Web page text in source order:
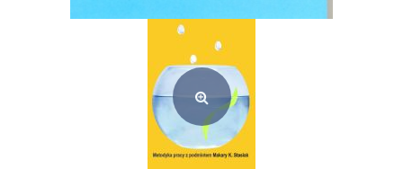
Kształcenie podmiotu (e-book) PDF
15,20zł
Dodaj do koszyka